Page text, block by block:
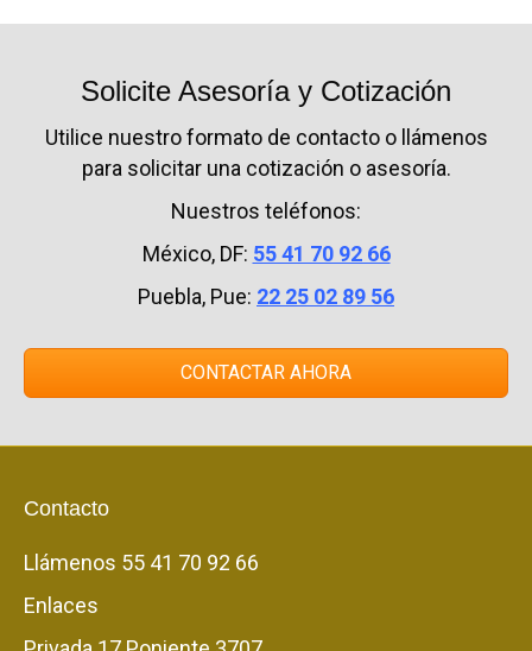
Solicite Asesoría y Cotización
Utilice nuestro formato de contacto o llámenos
para solicitar una cotización o asesoría.
Nuestros teléfonos:
México, DF: 55 41 70 92 66
Puebla, Pue: 22 25 02 89 56
CONTACTAR AHORA
Contacto
Llámenos 55 41 70 92 66
Enlaces